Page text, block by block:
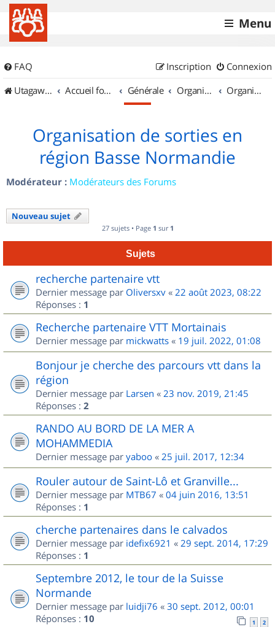
Menu
FAQ Connexion
Inscription
UtagawaVTT (Randos VTT et VTTAE avec traces GPS)
Accueil forum Générale Organisation de sorties & Recherche de partenaires Organisation de sorties en région Basse Normandie
Organisation de sorties en
région Basse Normandie
Modérateur : Modérateurs des Forums
Nouveau sujet
27 sujets • Page 1 sur 1
Sujets
recherche partenaire vtt
Dernier message par Oliversxv « 22 août 2023, 08:22
Réponses : 1
Recherche partenaire VTT Mortainais
Dernier message par mickwatts « 19 juil. 2022, 01:08
Bonjour je cherche des parcours vtt dans la
région
Dernier message par Larsen « 23 nov. 2019, 21:45
Réponses : 2
RANDO AU BORD DE LA MER A
MOHAMMEDIA
Dernier message par yaboo « 25 juil. 2017, 12:34
Rouler autour de Saint-Lô et Granville...
Dernier message par MTB67 « 04 juin 2016, 13:51
Réponses : 1
cherche partenaires dans le calvados
Dernier message par idefix6921 « 29 sept. 2014, 17:29
Réponses : 1
Septembre 2012, le tour de la Suisse
Normande
Dernier message par luidji76 « 30 sept. 2012, 00:01
Réponses : 10 1 2